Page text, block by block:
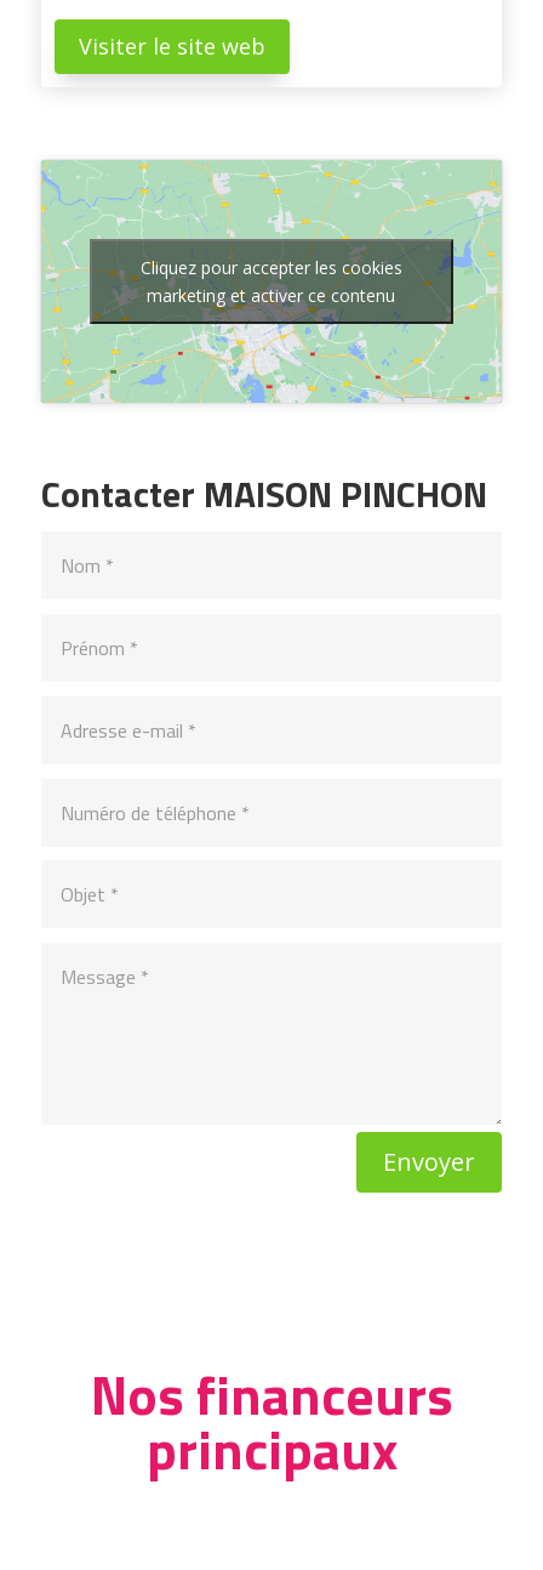
Visiter le site web
Cliquez pour accepter les cookies
marketing et activer ce contenu
Contacter MAISON PINCHON
Envoyer
Nos financeurs
principaux